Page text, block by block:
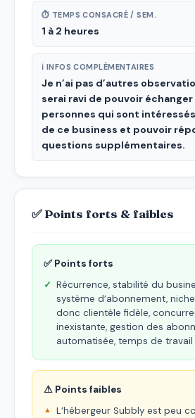
⏱ TEMPS CONSACRÉ / SEM.
1 à 2 heures
ℹ INFOS COMPLÉMENTAIRES
Je n’ai pas d’autres
serai ravi de pouvoir échanger
personnes qui sont
de ce business et pouvoir
questions supplémentaires.
✅ Points forts & faibles
✅ Points forts
Récurrence, stabilité du
système d’abonnement,
donc clientèle fidèle,
inexistante, gestion des
automatisée, temps de
⚠ Points faibles
L’hébergeur Subbly est peu